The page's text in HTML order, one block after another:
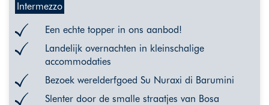
Intermezzo
Een echte topper in ons aanbod!
Landelijk overnachten in kleinschalige
accommodaties
Bezoek werelderfgoed Su Nuraxi di Barumini
Slenter door de smalle straatjes van Bosa